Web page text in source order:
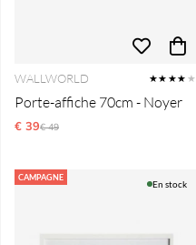
WALLWORLD ★★★★ ★
Porte-affiche 70cm - Noyer
€ 39Prix régulier:
€ 49
CAMPAGNE
En stock